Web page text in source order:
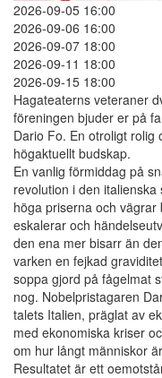
2026-09-05 16:00
2026-09-06 16:00
2026-09-07 18:00
2026-09-11 18:00
2026-09-15 18:00
Hagateaterns veteraner
föreningen bjuder er på
Dario Fo. En otroligt rolig
högaktuellt budskap.
En vanlig förmiddag på
revolution i den
höga priserna och
eskalerar och
den ena mer bisarr än
varken en fejkad
soppa gjord på fågelmat
nog. Nobelpristagaren
talets Italien, präglat av
med ekonomiska kriser
om hur långt människor
Resultatet är ett